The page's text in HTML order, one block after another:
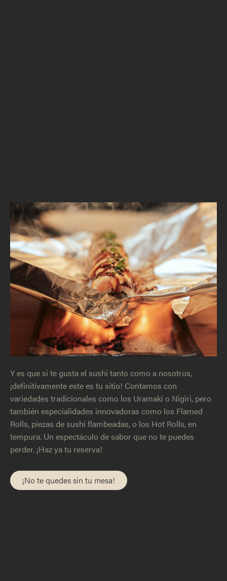
Y es que si te gusta el sushi tanto como a nosotros,
¡definitivamente este es tu sitio! Contamos con
variedades tradicionales como los Uramaki o Nigiri, pero
también especialidades innovadoras como los Flamed
Rolls, piezas de sushi flambeadas, o los Hot Rolls, en
tempura. Un espectáculo de sabor que no te puedes
perder. ¡Haz ya tu reserva!
¡No te quedes sin tu mesa!